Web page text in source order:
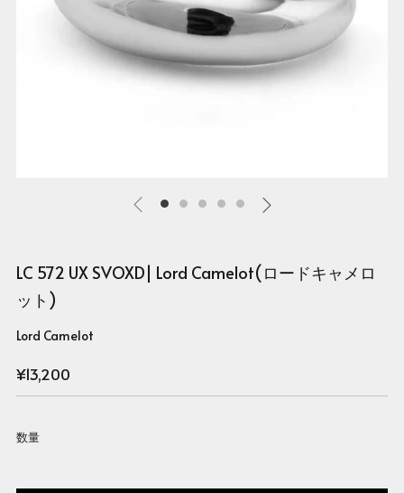
LC 572 UX SVOXD| Lord Camelot(ロードキャメロ
ット)
Lord Camelot
Regular
price
¥13,200
数量